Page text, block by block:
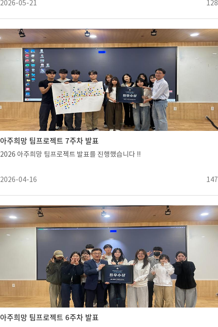
2026-05-21 128
아주희망 팀프로젝트 7주차 발표
2026 아주희망 팀프로젝트 발표를 진행했습니다 !!
2026-04-16 147
아주희망 팀프로젝트 6주차 발표